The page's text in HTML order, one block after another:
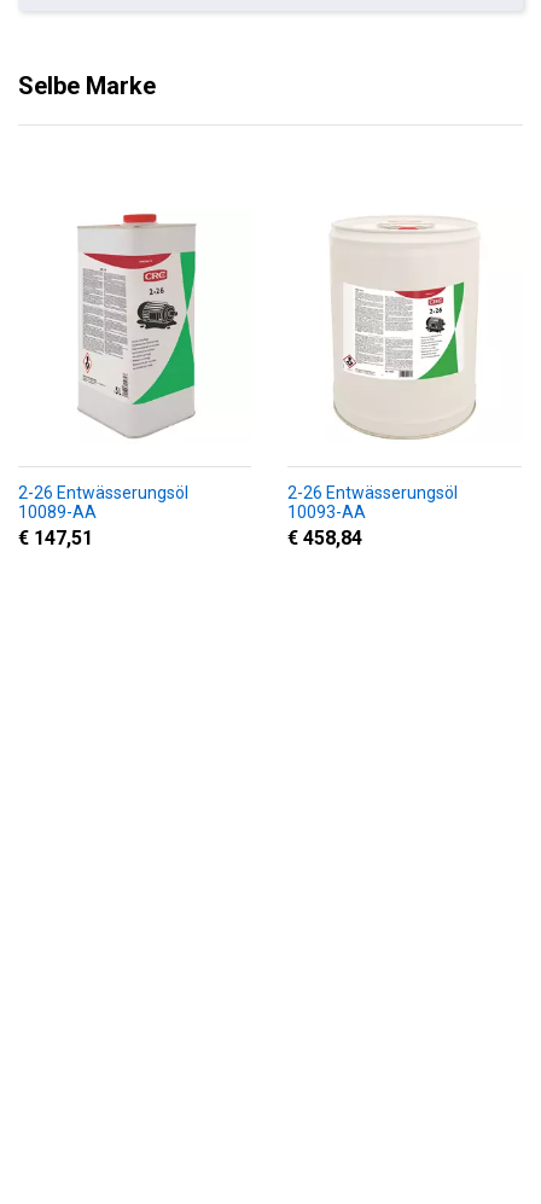
Selbe Marke
2-26 Entwässerungsöl
10089-AA
€ 147,51
2-26 Entwässerungsöl
10093-AA
€ 458,84